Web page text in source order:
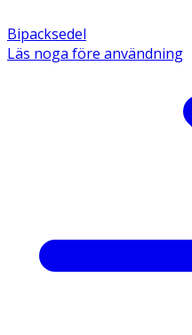
Bipacksedel
Läs noga före användning